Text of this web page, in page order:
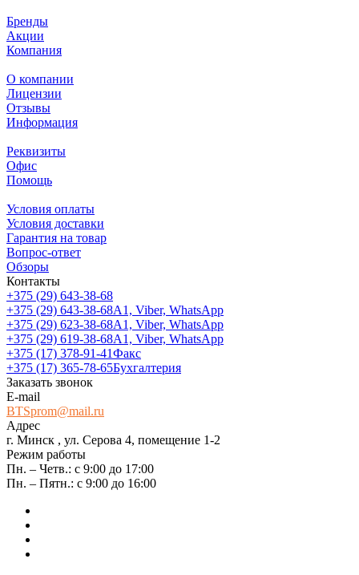
Бренды
Акции
Компания
О компании
Лицензии
Отзывы
Информация
Реквизиты
Офис
Помощь
Условия оплаты
Условия доставки
Гарантия на товар
Вопрос-ответ
Обзоры
Контакты
+375 (29) 643-38-68
+375 (29) 643-38-68А1, Viber, WhatsApp
+375 (29) 623-38-68А1, Viber, WhatsApp
+375 (29) 619-38-68А1, Viber, WhatsApp
+375 (17) 378-91-41Факс
+375 (17) 365-78-65Бухгалтерия
Заказать звонок
E-mail
BTSprom@mail.ru
Адрес
г. Минск , ул. Серова 4, помещение 1-2
Режим работы
Пн. – Четв.: с 9:00 до 17:00
Пн. – Пятн.: с 9:00 до 16:00